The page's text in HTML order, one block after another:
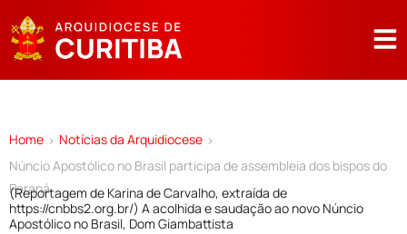
Home > Notícias da Arquidiocese >
Núncio Apostólico no Brasil participa de assembleia dos bispos do
Paraná
(Reportagem de Karina de Carvalho, extraída de
https://cnbbs2.org.br/) A acolhida e saudação ao novo Núncio
Apostólico no Brasil, Dom Giambattista